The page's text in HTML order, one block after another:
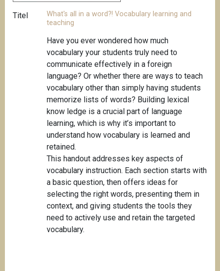
Titel
What's all in a word?! Vocabulary learning and
teaching
Have you ever wondered how much
vocabulary your students truly need to
communicate effectively in a foreign
language? Or whether there are ways to teach
vocabulary other than simply having students
memorize lists of words? Building lexical
know ledge is a crucial part of language
learning, which is why it’s important to
understand how vocabulary is learned and
retained.
This handout addresses key aspects of
vocabulary instruction. Each section starts with
a basic question, then offers ideas for
selecting the right words, presenting them in
context, and giving students the tools they
need to actively use and retain the targeted
vocabulary.